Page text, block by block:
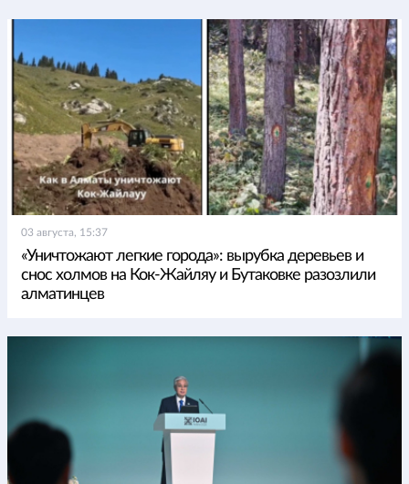
03 августа, 15:37
«Уничтожают легкие города»: вырубка деревьев и
снос холмов на Кок-Жайляу и Бутаковке разозлили
алматинцев